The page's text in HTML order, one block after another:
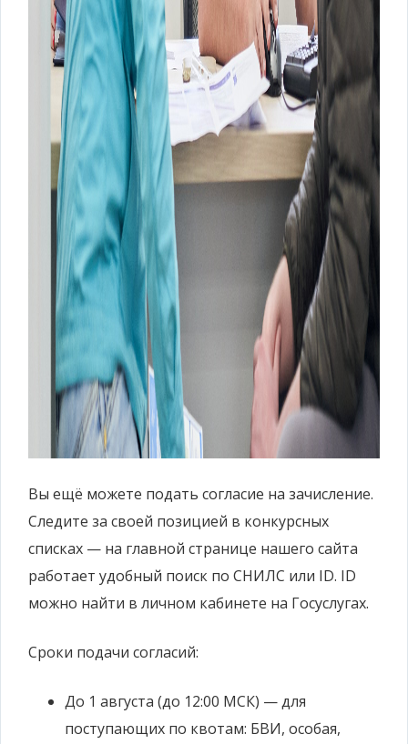
Вы ещё можете подать согласие на зачисление.
Следите за своей позицией в конкурсных
списках — на главной странице нашего сайта
работает удобный поиск по СНИЛС или ID. ID
можно найти в личном кабинете на Госуслугах.
Сроки подачи согласий:
До 1 августа (до 12:00 МСК) — для
поступающих по квотам: БВИ, особая,